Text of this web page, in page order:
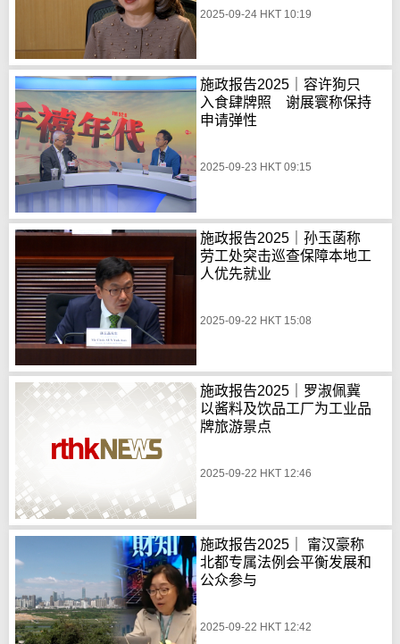
2025-09-24 HKT 10:19
施政报告2025｜容许狗只
入食肆牌照 谢展寰称保持
申请弹性
2025-09-23 HKT 09:15
施政报告2025｜孙玉菡称
劳工处突击巡查保障本地工
人优先就业
2025-09-22 HKT 15:08
施政报告2025｜罗淑佩冀
以酱料及饮品工厂为工业品
牌旅游景点
2025-09-22 HKT 12:46
施政报告2025｜ 甯汉豪称
北都专属法例会平衡发展和
公众参与
2025-09-22 HKT 12:42